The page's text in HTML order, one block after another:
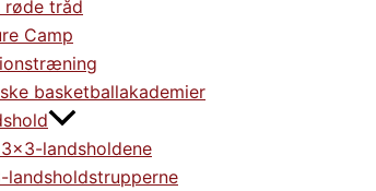
røde tråd
Camp
basketballakademier
landsholdene
landsholdstrupperne